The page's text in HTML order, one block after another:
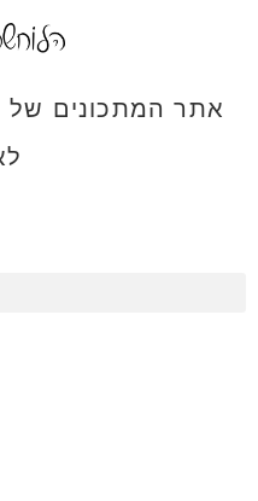
אתר המתכונים של